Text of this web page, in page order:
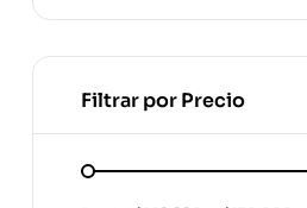
Filtrar por Precio